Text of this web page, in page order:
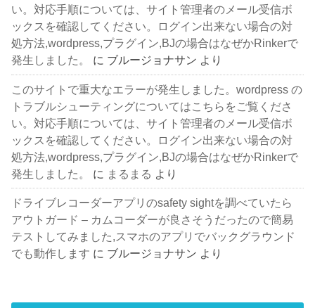
い。対応手順については、サイト管理者のメール受信ボ
ックスを確認してください。ログイン出来ない場合の対
処方法,wordpress,プラグイン,BJの場合はなぜかRinkerで
発生しました。
に ブルージョナサン より
このサイトで重大なエラーが発生しました。wordpress の
トラブルシューティングについてはこちらをご覧くださ
い。対応手順については、サイト管理者のメール受信ボ
ックスを確認してください。ログイン出来ない場合の対
処方法,wordpress,プラグイン,BJの場合はなぜかRinkerで
発生しました。
に まるまる より
ドライブレコーダーアプリのsafety sightを調べていたら
アウトガード – カムコーダーが良さそうだったので簡易
テストしてみました,スマホのアプリでバックグラウンド
でも動作します に ブルージョナサン より